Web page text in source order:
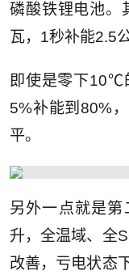
磷酸铁锂电池。
瓦，1秒补能2.5
即使是零下10℃
5%补能到80%
平。
另外一点就是
升，全温域、全
改善，亏电状态